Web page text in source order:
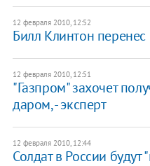
12 февраля 2010, 12:52
Билл Клинтон
12 февраля 2010, 12:51
"Газпром" захочет
даром, - эксперт
12 февраля 2010, 12:44
Солдат в России будут